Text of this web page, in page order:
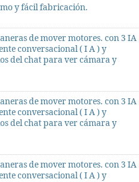
y fácil fabricación.
de mover motores. con 3 IA
conversacional ( I A ) y
del chat para ver cámara y
de mover motores. con 3 IA
conversacional ( I A ) y
del chat para ver cámara y
de mover motores. con 3 IA
conversacional ( I A ) y